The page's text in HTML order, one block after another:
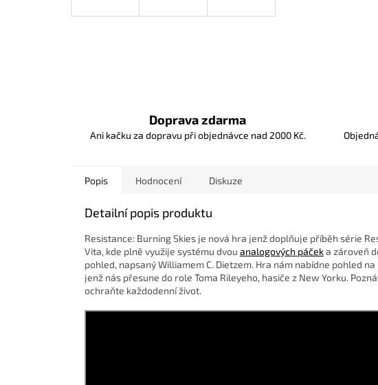
Doprava zdarma
Ani kačku za dopravu při objednávce nad 2000 Kč.
Popis Hodnocení Diskuze
Detailní popis produktu
Resistance: Burning Skies je nová hra jenž doplňuje příběh série
Vita, kde plně využije systému dvou analogových páčeka zároveň
pohled, napsaný Williamem C. Dietzem. Hra nám nabídne pohled
jenž nás přesune do role Toma Rileyeho, hasiče z New Yorku.
ochraňte každodenní život.